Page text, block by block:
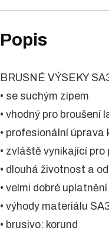
Popis
BRUSNÉ VÝSEKY
• se suchým zipem
• vhodný pro broušení
• profesionální úprava
• zvláště vynikající pro
• dlouhá životnost a
• velmi dobré
• výhody materiálu
• brusivo: korund